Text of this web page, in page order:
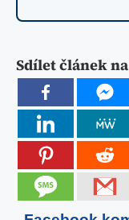
Sdílet článek